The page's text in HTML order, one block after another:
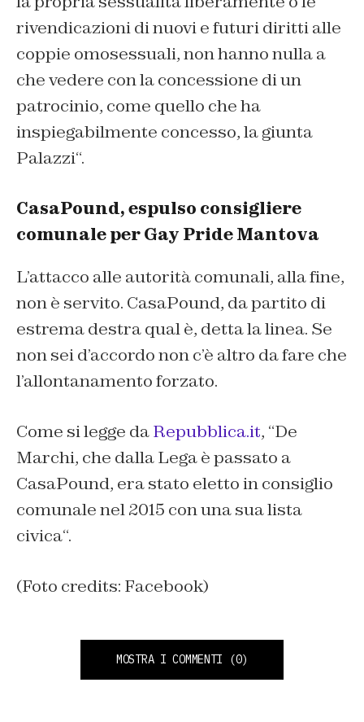
rivendicazioni di nuovi e futuri diritti alle
coppie omosessuali, non hanno nulla a
che vedere con la concessione di un
patrocinio, come quello che ha
inspiegabilmente concesso, la giunta
Palazzi“.
CasaPound, espulso consigliere
comunale per Gay Pride Mantova
L’attacco alle autorità comunali, alla fine,
non è servito. CasaPound, da partito di
estrema destra qual è, detta la linea. Se
non sei d’accordo non c’è altro da fare che
l’allontanamento forzato.
Come si legge daRepubblica.it, “De
Marchi, che dalla Lega è passato a
CasaPound, era stato eletto in consiglio
comunale nel 2015 con una sua lista
civica“.
(Foto credits: Facebook)
MOSTRA I COMMENTI (0)